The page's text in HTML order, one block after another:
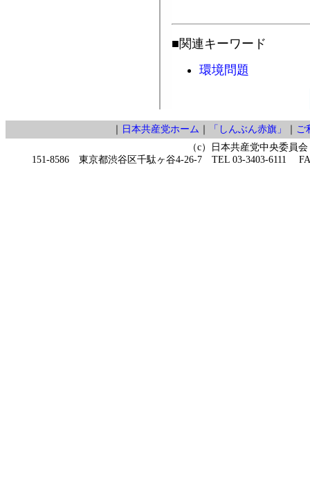
■関連キーワード
環境問題
日本共産党ホーム 「しんぶん赤旗」
ご
（c）日本共産党中央委員会
151-8586 東京都渋谷区千駄ヶ谷4-26-7 TEL 03-3403-6111